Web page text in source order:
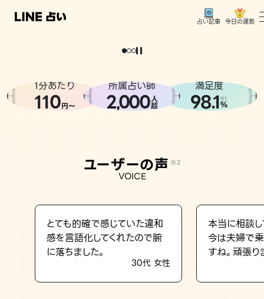
占い記事 今日の運勢
相談事例
LINE占いを開く
どうせなら
。
1分あたり
110円〜
所属占い師
2,000人
超
満足度
98.1※1
%
ユーザーの声 ※2
VOICE
とても的確で感じていた違和
感を言語化してくれたので腑
に落ちました。
30代 女性
本当に相談し
今は夫婦で
すね。頑張り